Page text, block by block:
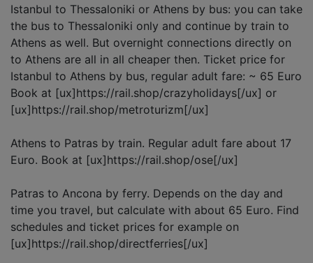
Istanbul to Thessaloniki or Athens by bus: you can take
the bus to Thessaloniki only and continue by train to
Athens as well. But overnight connections directly on
to Athens are all in all cheaper then. Ticket price for
Istanbul to Athens by bus, regular adult fare: ~ 65 Euro
Book at [ux]https://rail.shop/crazyholidays[/ux] or
[ux]https://rail.shop/metroturizm[/ux]
Athens to Patras by train. Regular adult fare about 17
Euro. Book at [ux]https://rail.shop/ose[/ux]
Patras to Ancona by ferry. Depends on the day and
time you travel, but calculate with about 65 Euro. Find
schedules and ticket prices for example on
[ux]https://rail.shop/directferries[/ux]